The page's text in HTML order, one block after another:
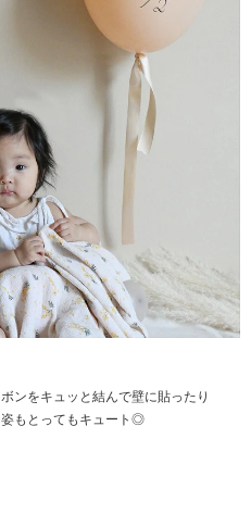
ンをキュッと結んで壁に貼ったり
もとってもキュート◎